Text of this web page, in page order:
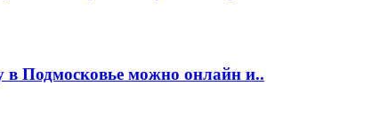
в Подмосковье можно онлайн и..